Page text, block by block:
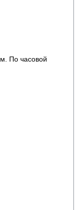
По часовой